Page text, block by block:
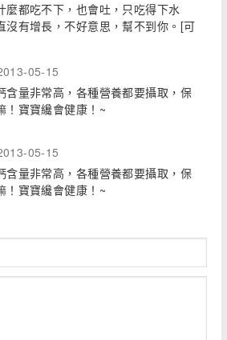
麼都吃不下，也會吐，只吃得下水
沒有增長，不好意思，幫不到你。[可
05-15
含量非常高，各種營養都要攝取，保
！寶寶纔會健康！~
05-15
含量非常高，各種營養都要攝取，保
！寶寶纔會健康！~